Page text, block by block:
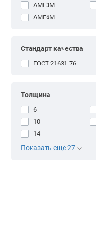
АМГ3М
АМГ6М
Стандарт качества
ГОСТ 21631-76
Толщина
6
10
14
Показать еще 27